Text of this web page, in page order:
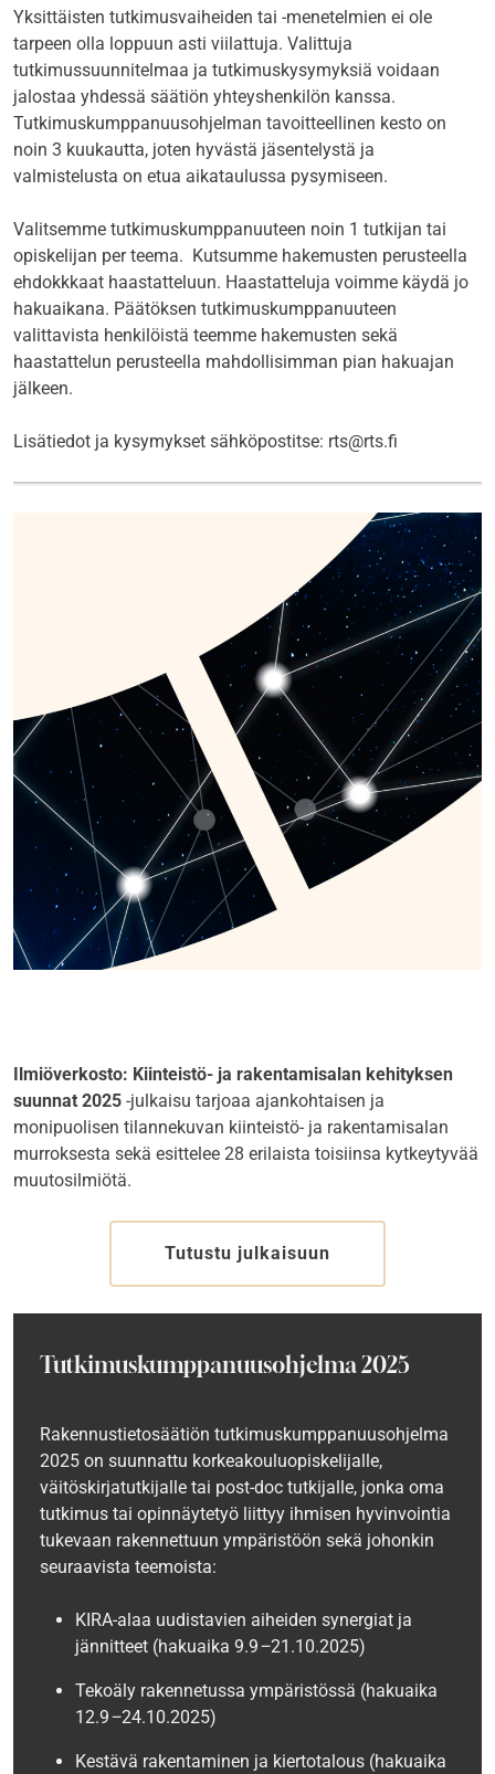
Yksittäisten tutkimusvaiheiden tai -menetelmien ei ole
tarpeen olla loppuun asti viilattuja. Valittuja
tutkimussuunnitelmaa ja tutkimuskysymyksiä voidaan
jalostaa yhdessä säätiön yhteyshenkilön kanssa.
Tutkimuskumppanuusohjelman tavoitteellinen kesto on
noin 3 kuukautta, joten hyvästä jäsentelystä ja
valmistelusta on etua aikataulussa pysymiseen.
Valitsemme tutkimuskumppanuuteen noin 1 tutkijan tai
opiskelijan per teema. Kutsumme hakemusten perusteella
ehdokkkaat haastatteluun. Haastatteluja voimme käydä jo
hakuaikana. Päätöksen tutkimuskumppanuuteen
valittavista henkilöistä teemme hakemusten sekä
haastattelun perusteella mahdollisimman pian hakuajan
jälkeen.
Lisätiedot ja kysymykset sähköpostitse: rts@rts.fi
Ilmiöverkosto: Kiinteistö- ja rakentamisalan kehityksen
suunnat 2025 -julkaisu tarjoaa ajankohtaisen ja
monipuolisen tilannekuvan kiinteistö- ja rakentamisalan
murroksesta sekä esittelee 28 erilaista toisiinsa kytkeytyvää
muutosilmiötä.
Tutustu julkaisuun
Tutkimuskumppanuusohjelma 2025
Rakennustietosäätiön tutkimuskumppanuusohjelma
2025 on suunnattu korkeakouluopiskelijalle,
väitöskirjatutkijalle tai post-doc tutkijalle, jonka oma
tutkimus tai opinnäytetyö liittyy ihmisen hyvinvointia
tukevaan rakennettuun ympäristöön sekä johonkin
seuraavista teemoista:
KIRA-alaa uudistavien aiheiden synergiat ja
jännitteet (hakuaika 9.9–21.10.2025)
Tekoäly rakennetussa ympäristössä (hakuaika
12.9–24.10.2025)
Kestävä rakentaminen ja kiertotalous (hakuaika